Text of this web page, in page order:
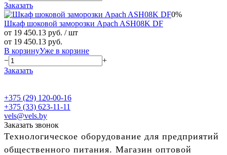
Заказать
0%
Шкаф шоковой заморозки Apach ASH08K DF
от 19 450.13 руб. / шт
от 19 450.13 руб.
В корзинуУже в корзине
−
+
Заказать
+375 (29) 120-00-16
+375 (33) 623-11-11
vels@vels.by
Заказать звонок
Технологическое оборудование для предприятий
общественного питания. Магазин оптовой